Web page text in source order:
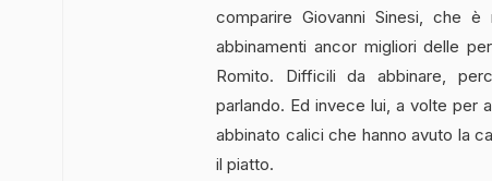
comparire Giovanni Sinesi, che
abbinamenti ancor migliori delle
Romito. Difficili da abbinare,
parlando. Ed invece lui, a volte per
abbinato calici che hanno avuto la
il piatto.